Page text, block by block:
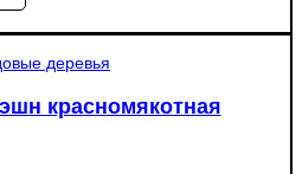
деревья
красномякотная